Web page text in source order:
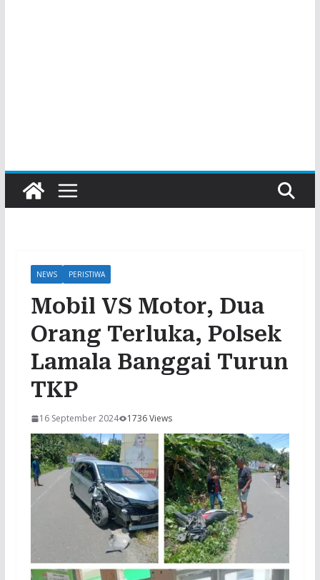
NEWS PERISTIWA
Mobil VS Motor, Dua
Orang Terluka, Polsek
Lamala Banggai Turun
TKP
16 September 2024 1736 Views